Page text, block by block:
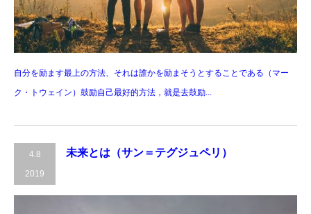
自分を励ます最上の方法、それは誰かを励まそうとすることである（マー
ク・トウェイン）鼓励自己最好的方法，就是去鼓励...
4.8
2019
未来とは（サン＝テグジュペリ）